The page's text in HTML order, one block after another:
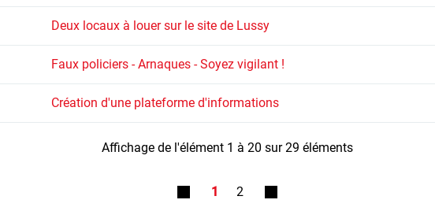
Deux locaux à louer sur le site de Lussy
Faux policiers - Arnaques - Soyez vigilant !
Création d'une plateforme d'informations
Affichage de l'élément 1 à 20 sur 29 éléments
1 2